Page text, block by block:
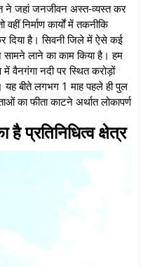
ने जहां जनजीवन अस्त-व्यस्त कर
निर्माण कार्यों में तकनीकि
दिया है। सिवनी जिले में ऐसे कई
लाने का काम किया है। हम
वैनगंगा नदी पर स्थित करोड़ों
यह बीते लगभग 1 माह पहले ही पुल
का फीता काटने अर्थात लोकापर्ण
प्रतिनिधित्व क्षेत्र